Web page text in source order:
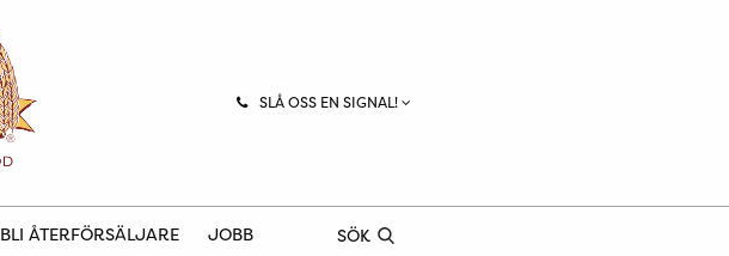
SLÅ OSS EN SIGNAL!
BLI ÅTERFÖRSÄLJARE JOBB SÖK